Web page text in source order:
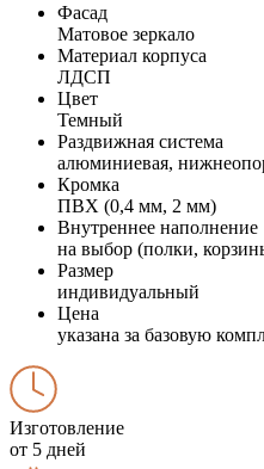
Фасад
Матовое зеркало
Материал корпуса
ЛДСП
Цвет
Темный
Раздвижная система
алюминиевая,
Кромка
ПВХ (0,4 мм, 2 мм)
Внутреннее наполнение
на выбор (полки,
Размер
индивидуальный
Цена
указана за базовую
Изготовление
от 5 дней